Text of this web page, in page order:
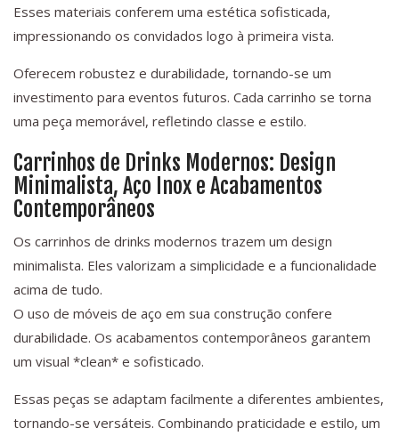
Esses materiais conferem uma estética sofisticada,
impressionando os convidados logo à primeira vista.
Oferecem robustez e durabilidade, tornando-se um
investimento para eventos futuros. Cada carrinho se torna
uma peça memorável, refletindo classe e estilo.
Carrinhos de Drinks Modernos: Design
Minimalista, Aço Inox e Acabamentos
Contemporâneos
Os carrinhos de drinks modernos trazem um design
minimalista. Eles valorizam a simplicidade e a funcionalidade
acima de tudo.
O uso de móveis de aço em sua construção confere
durabilidade. Os acabamentos contemporâneos garantem
um visual *clean* e sofisticado.
Essas peças se adaptam facilmente a diferentes ambientes,
tornando-se versáteis. Combinando praticidade e estilo, um